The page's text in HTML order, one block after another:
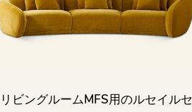
リビングルームMFS用のルセイルセ